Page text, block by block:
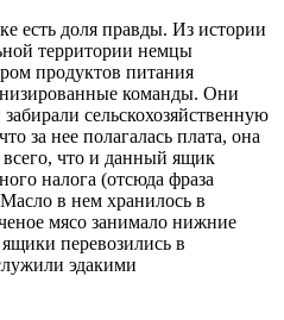
есть доля правды. Из истории
территории немцы
продуктов питания
команды. Они
сельскохозяйственную
за нее полагалась плата, она
что и данный ящик
налога (отсюда фраза
в нем хранилось в
мясо занимало нижние
перевозились в
эдакими